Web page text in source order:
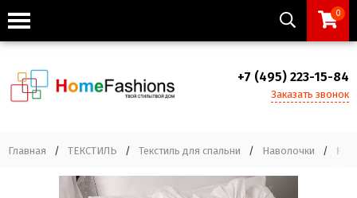
0
+7 (495) 223-15-84
Заказать звонок
Главная / ТЕКСТИЛЬ / Текстиль для спальни / Наволочки /